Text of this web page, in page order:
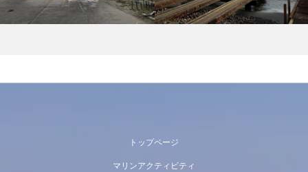
トップページ
マリンアクティビティ